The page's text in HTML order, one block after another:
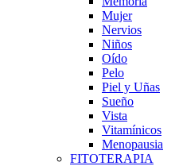
Mujer
Nervios
Niños
Oído
Pelo
Piel y Uñas
Sueño
Vista
Vitamínicos
Menopausia
FITOTERAPIA